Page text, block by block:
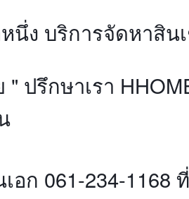
นึ่ง บริการจัดหาสิน
ปรึกษาเรา
อก 061-234-1168